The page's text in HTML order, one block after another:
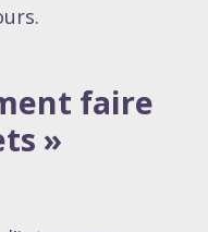
faire
»